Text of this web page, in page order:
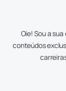
Oie! Sou a
conteúdos